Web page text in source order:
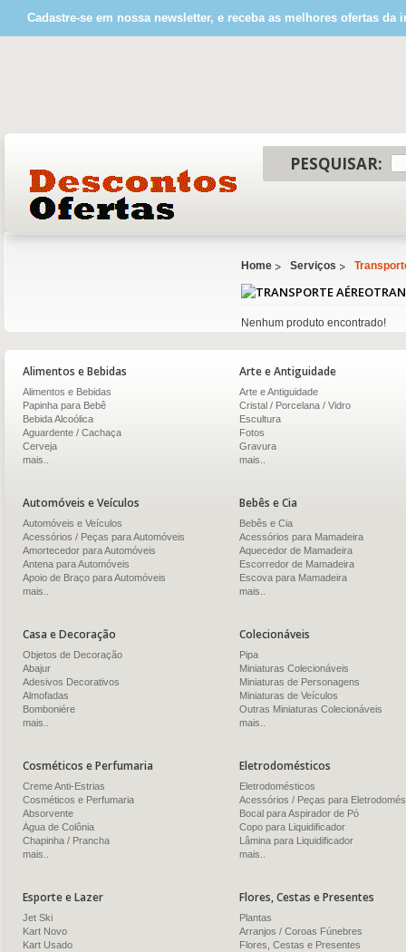
Cadastre-se em nossa newsletter, e receba as melhores ofertas da
PESQUISAR:
Home Serviços
Nenhum produto encontrado!
Alimentos e Bebidas
Alimentos e Bebidas
Papinha para Bebê
Bebida Alcoólica
Aguardente / Cachaça
Cerveja
mais..
Arte e Antiguidade
Arte e Antiguidade
Cristal / Porcelana / Vidro
Escultura
Fotos
Gravura
mais..
Automóveis e Veículos
Automóveis e Veículos
Acessórios / Peças para Automóveis
Amortecedor para Automóveis
Antena para Automóveis
Apoio de Braço para Automóveis
mais..
Bebês e Cia
Bebês e Cia
Acessórios para Mamadeira
Aquecedor de Mamadeira
Escorredor de Mamadeira
Escova para Mamadeira
mais..
Casa e Decoração
Objetos de Decoração
Abajur
Adesivos Decorativos
Almofadas
Bomboniére
mais..
Colecionáveis
Pipa
Miniaturas Colecionáveis
Miniaturas de Personagens
Miniaturas de Veículos
Outras Miniaturas Colecionáveis
mais..
Cosméticos e Perfumaria
Creme Anti-Estrias
Cosméticos e Perfumaria
Absorvente
Água de Colônia
Chapinha / Prancha
mais..
Eletrodomésticos
Eletrodomésticos
Acessórios / Peças para
Bocal para Aspirador de Pó
Copo para Liquidificador
Lâmina para Liquidificador
mais..
Esporte e Lazer
Jet Ski
Kart Novo
Kart Usado
Flores, Cestas e Presentes
Plantas
Arranjos / Coroas Fúnebres
Flores, Cestas e Presentes